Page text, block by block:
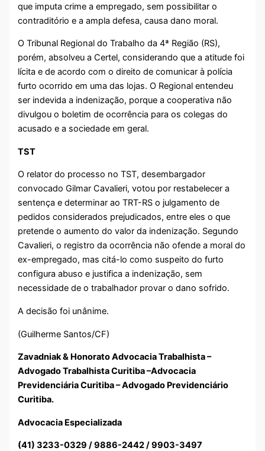
que imputa crime a empregado, sem possibilitar o
contraditório e a ampla defesa, causa dano moral.
O Tribunal Regional do Trabalho da 4ª Região (RS),
porém, absolveu a Certel, considerando que a atitude foi
lícita e de acordo com o direito de comunicar à polícia
furto ocorrido em uma das lojas. O Regional entendeu
ser indevida a indenização, porque a cooperativa não
divulgou o boletim de ocorrência para os colegas do
acusado e a sociedade em geral.
TST
O relator do processo no TST, desembargador
convocado Gilmar Cavalieri, votou por restabelecer a
sentença e determinar ao TRT-RS o julgamento de
pedidos considerados prejudicados, entre eles o que
pretende o aumento do valor da indenização. Segundo
Cavalieri, o registro da ocorrência não ofende a moral do
ex-empregado, mas citá-lo como suspeito do furto
configura abuso e justifica a indenização, sem
necessidade de o trabalhador provar o dano sofrido.
A decisão foi unânime.
(Guilherme Santos/CF)
Zavadniak & Honorato Advocacia Trabalhista –
Advogado Trabalhista Curitiba –Advocacia
Previdenciária Curitiba – Advogado Previdenciário
Curitiba.
Advocacia Especializada
(41) 3233-0329 / 9886-2442 / 9903-3497